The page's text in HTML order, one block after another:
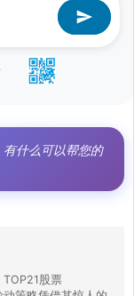
益
级，
时，
选股
定
。
什么可以帮您的
股票